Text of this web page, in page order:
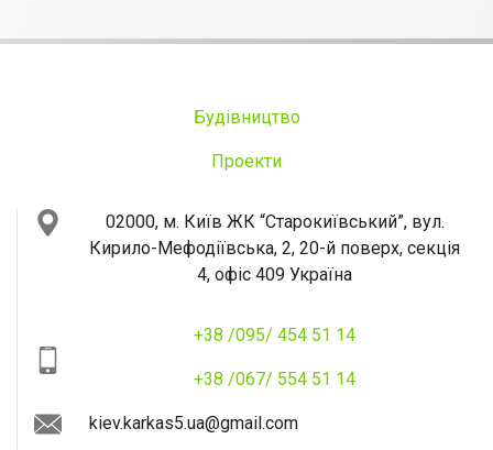
Будівництво
Проекти
02000, м. Київ ЖК “Старокиївський”, вул.
Кирило-Мефодіївська, 2, 20-й поверх, секція
4, офіс 409 Україна
+38 /095/ 454 51 14
+38 /067/ 554 51 14
kiev.karkas5.ua@gmail.com